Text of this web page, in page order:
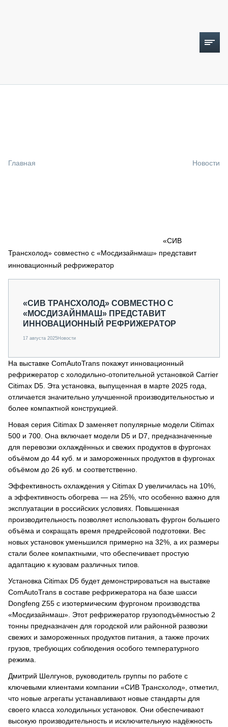
СПЕЦПРОЕКТЫ
МЕРОПРИЯТИЯ
СТАТЬИ ПО КАТЕГОРИЯМ ТЕХНИКИ
Главная Новости
«СИВ
Трансхолод» совместно с «Мосдизайнмаш» представит
инновационный рефрижератор
«СИВ ТРАНСХОЛОД» СОВМЕСТНО С
«МОСДИЗАЙНМАШ» ПРЕДСТАВИТ
ИННОВАЦИОННЫЙ РЕФРИЖЕРАТОР
17 августа 2025Новости
На выставке ComAutoTrans покажут инновационный
рефрижератор с холодильно-отопительной установкой Carrier
Citimax D5. Эта установка, выпущенная в марте 2025 года,
отличается значительно улучшенной производительностью и
более компактной конструкцией.
Новая серия Citimax D заменяет популярные модели Citimax
500 и 700. Она включает модели D5 и D7, предназначенные
для перевозки охлаждённых и свежих продуктов в фургонах
объёмом до 44 куб. м и замороженных продуктов в фургонах
объёмом до 26 куб. м соответственно.
Эффективность охлаждения у Citimax D увеличилась на 10%,
а эффективность обогрева — на 25%, что особенно важно для
эксплуатации в российских условиях. Повышенная
производительность позволяет использовать фургон большего
объёма и сокращать время предрейсовой подготовки. Вес
новых установок уменьшился примерно на 32%, а их размеры
стали более компактными, что обеспечивает простую
адаптацию к кузовам различных типов.
Установка Citimax D5 будет демонстрироваться на выставке
ComAutoTrans в составе рефрижератора на базе шасси
Dongfeng Z55 с изотермическим фургоном производства
«Мосдизайнмаш». Этот рефрижератор грузоподъёмностью 2
тонны предназначен для городской или районной развозки
свежих и замороженных продуктов питания, а также прочих
грузов, требующих соблюдения особого температурного
режима.
Дмитрий Шелгунов, руководитель группы по работе с
ключевыми клиентами компании «СИВ Трансхолод», отметил,
что новые агрегаты устанавливают новые стандарты для
своего класса холодильных установок. Они обеспечивают
высокую производительность и исключительную надёжность